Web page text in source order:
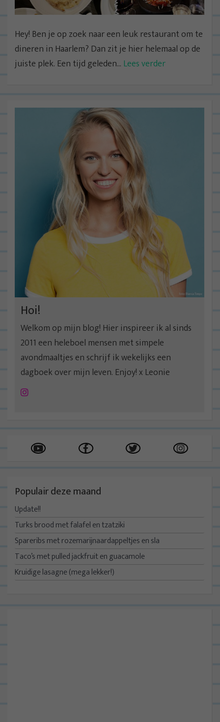
Hey! Ben je op zoek naar een leuk restaurant om te
dineren in Haarlem? Dan zit je hier helemaal op de
juiste plek. Een tijd geleden... Lees verder
Hoi!
Welkom op mijn blog! Hier inspireer ik al sinds
2011 een heleboel mensen met simpele
avondmaaltjes en schrijf ik wekelijks een
dagboek over mijn leven. Enjoy! x Leonie
Instagram
Populair deze maand
Update!!
Turks brood met falafel en tzatziki
Spareribs met rozemarijnaardappeltjes en sla
Taco’s met pulled jackfruit en guacamole
Kruidige lasagne (mega lekker!)